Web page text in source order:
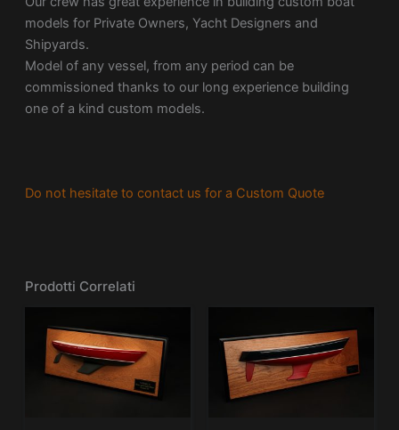
models for Private Owners, Yacht Designers and
Shipyards.
Model of any vessel, from any period can be
commissioned thanks to our long experience building
one of a kind custom models.
Do not hesitate to contact us for a Custom Quote
Prodotti Correlati